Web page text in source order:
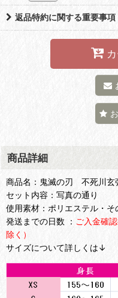
返品特約に関する重要事項
商品詳細
商品名：鬼滅の刃 不死川
セット内容：写真の通り
使用素材：ポリエステル・そ
発送までの日数 ： ご入金確
除く）
サイズについて詳しくは↓